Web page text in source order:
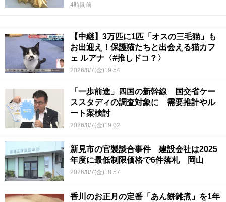
4時間前
【中継】3万匹に1匹「オスの三毛猫」も
お出迎え！保護猫たちと出会える猫カフ
ェ ルアナ〈#推しドコ？〉
2026/8/7(金)19:54
「一歩前進」四国の新幹線 国交省ケー
ススタディの調査対象に 需要推計やル
ート案検討
2026/8/7(金)19:02
新見市の官製談合事件 建設会社は2025
年度に最低制限価格で6件落札 岡山
2026/8/7(金)18:57
香川のお正月の定番「あん餅雑煮」を1年